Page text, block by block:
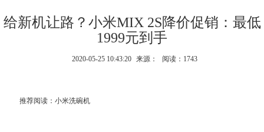
给新机让路？小米MIX 2S降价促销：最低
1999元到手
2020-05-25 10:43:20 来源： 阅读：1743
推荐阅读： 小米洗碗机